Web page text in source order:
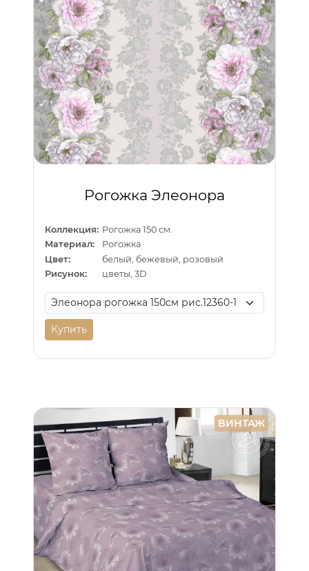
Рогожка Элеонора
Коллекция: Рогожка 150 см.
Материал:
Рогожка
Цвет:
белый, бежевый, розовый
Рисунок:
цветы, 3D
Купить
ВИНТАЖ